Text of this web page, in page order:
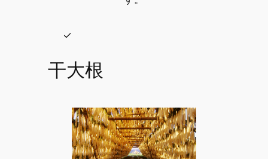
干大根